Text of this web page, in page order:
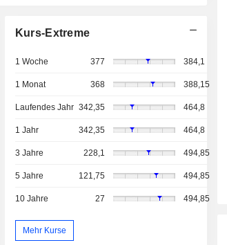
Kurs-Extreme
1 Woche 377 384,1
1 Monat 368 388,15
Laufendes Jahr 342,35 464,8
1 Jahr 342,35 464,8
3 Jahre 228,1 494,85
5 Jahre 121,75 494,85
10 Jahre 27 494,85
Mehr Kurse